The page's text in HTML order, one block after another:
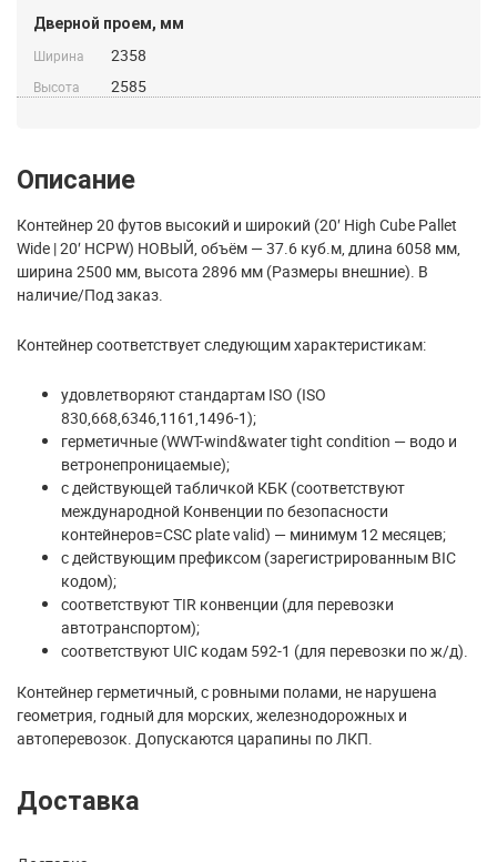
Дверной проем, мм
Ширина
2358
Высота 2585
Описание
Контейнер 20 футов высокий и широкий (20′ High Cube Pallet
Wide | 20′ HCPW) НОВЫЙ, объём — 37.6 куб.м, длина 6058 мм,
ширина 2500 мм, высота 2896 мм (Размеры внешние). В
наличие/Под заказ.
Контейнер соответствует следующим характеристикам:
удовлетворяют стандартам ISO (ISO
830,668,6346,1161,1496-1);
герметичные (WWT-wind&water tight condition — водо и
ветронепроницаемые);
с действующей табличкой КБК (соответствуют
международной Конвенции по безопасности
контейнеров=CSC plate valid) — минимум 12 месяцев;
с действующим префиксом (зарегистрированным BIC
кодом);
соответствуют TIR конвенции (для перевозки
автотранспортом);
соответствуют UIC кодам 592-1 (для перевозки по ж/д).
Контейнер герметичный, с ровными полами, не нарушена
геометрия, годный для морских, железнодорожных и
автоперевозок. Допускаются царапины по ЛКП.
Доставка